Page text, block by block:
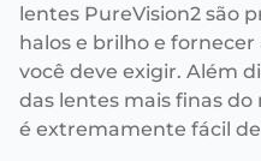
lentes PureVision2 são
halos e brilho e
você deve exigir. Além
das lentes mais finas
é extremamente fácil